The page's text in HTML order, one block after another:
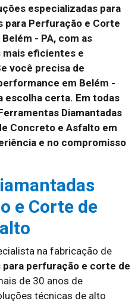
especializadas para
para Perfuração e Corte
- PA, com as
eficientes e
você precisa de
em Belém -
escolha certa. Em todas
Diamantadas
Concreto e Asfalto em
e no compromisso
e Corte de
na fabricação de
perfuração e corte de
de 30 anos de
técnicas de alto